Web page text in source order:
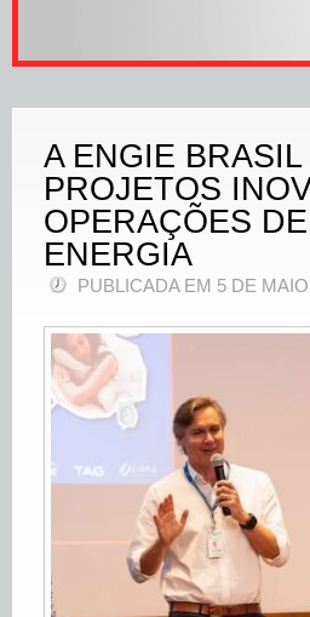
A ENGIE
PROJETOS
OPERAÇÕES
ENERGIA
PUBLICADA EM 5 DE